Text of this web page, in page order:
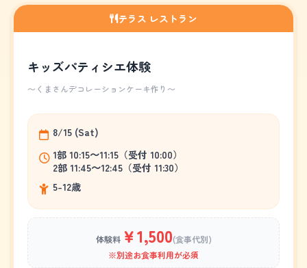
テラス レストラン
キッズパティシエ体験
～くまさんデコレーションケーキ作り～
8/15 (Sat)
1部 10:15～11:15（受付 10:00）
2部 11:45～12:45（受付 11:30）
5-12歳
体験料￥1,500(食事代別)
※別途お食事利用が必須